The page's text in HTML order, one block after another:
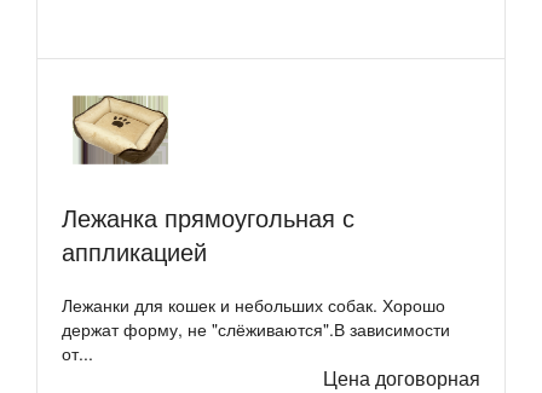
Лежанка прямоугольная с
аппликацией
Лежанки для кошек и небольших собак. Хорошо
держат форму, не "слёживаются".В зависимости
от...
Цена договорная